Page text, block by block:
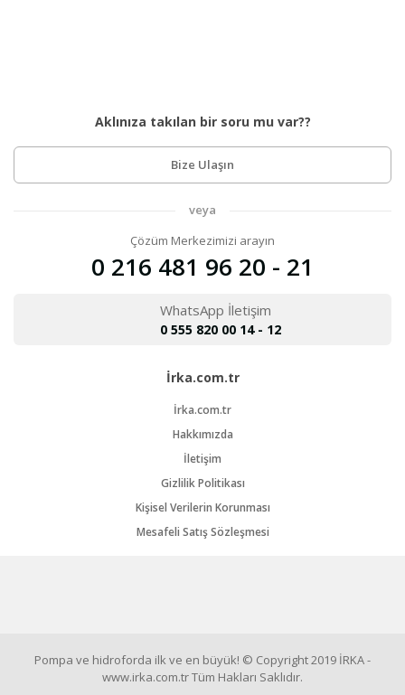
Aklınıza takılan bir soru mu var??
Bize Ulaşın
veya
Çözüm Merkezimizi arayın
0 216 481 96 20 - 21
WhatsApp İletişim
0 555 820 00 14 - 12
İrka.com.tr
İrka.com.tr
Hakkımızda
İletişim
Gizlilik Politikası
Kişisel Verilerin Korunması
Mesafeli Satış Sözleşmesi
Pompa ve hidroforda ilk ve en büyük! © Copyright 2019 İRKA -
www.irka.com.tr Tüm Hakları Saklıdır.